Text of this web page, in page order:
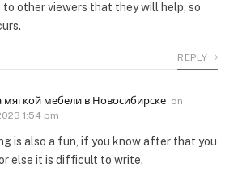
other viewers that they will help, so
REPLY
мягкой мебели в Новосибирске on
1:54 pm
is also a fun, if you know after that you
else it is difficult to write.